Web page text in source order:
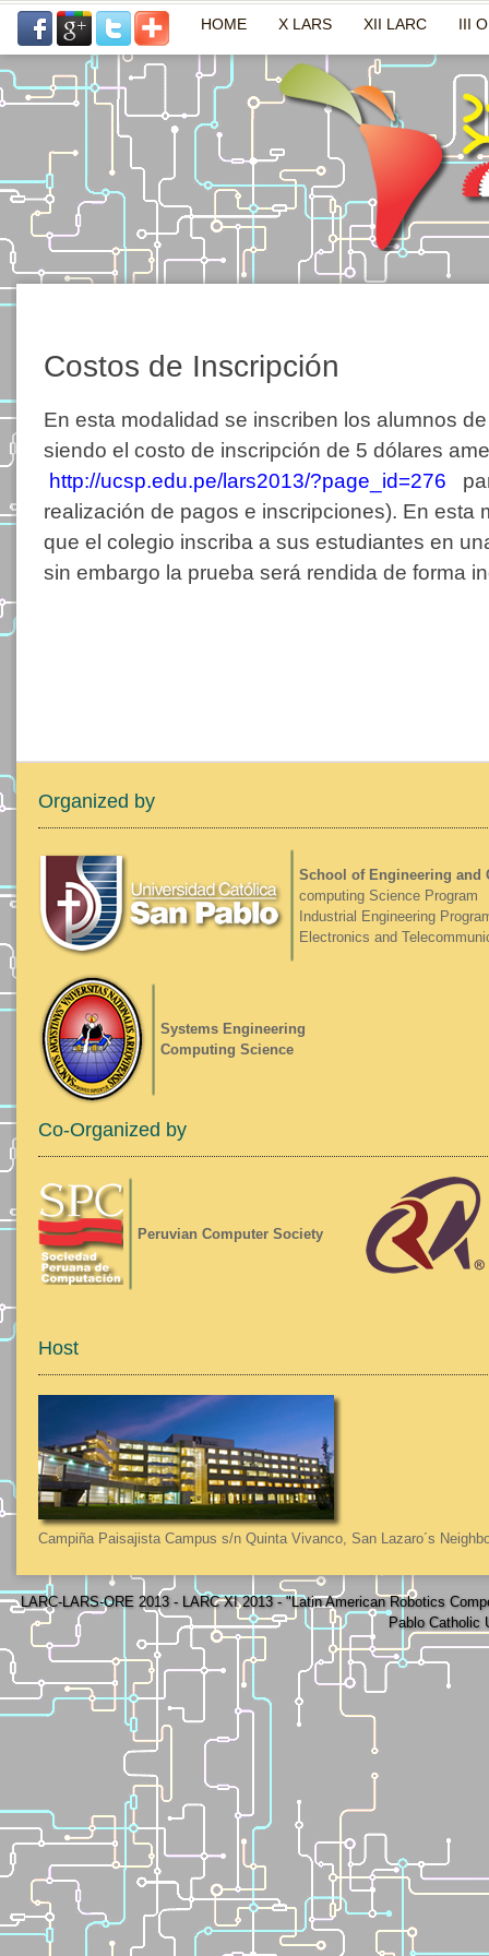
HOME X LARS XII LARC III
Costos de Inscripción
En esta modalidad se inscriben los alumnos
siendo el costo de inscripción de 5 dólares
http://ucsp.edu.pe/lars2013/?page_id=276
realización de pagos e inscripciones). En esta
que el colegio inscriba a sus estudiantes en
sin embargo la prueba será rendida de forma
Organized by
School of Engineering and
computing Science Program
Industrial Engineering
Electronics and
Systems Engineering
Computing Science
Co-Organized by
Peruvian Computer Society
Host
Campiña Paisajista Campus s/n Quinta Vivanco, San Lazaro´s
LARC-LARS-ORE 2013 - LARC XI 2013 - "Latin American Robotics
Pablo Catholic